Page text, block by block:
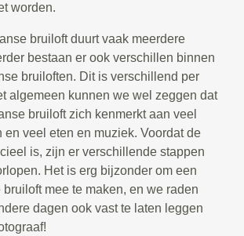
worden.
bruiloft duurt vaak meerdere
bestaan er ook verschillen binnen
bruiloften. Dit is verschillend per
algemeen kunnen we wel zeggen dat
bruiloft zich kenmerkt aan veel
en veel eten en muziek. Voordat de
is, zijn er verschillende stappen
Het is erg bijzonder om een
mee te maken, en we raden
dagen ook vast te laten leggen